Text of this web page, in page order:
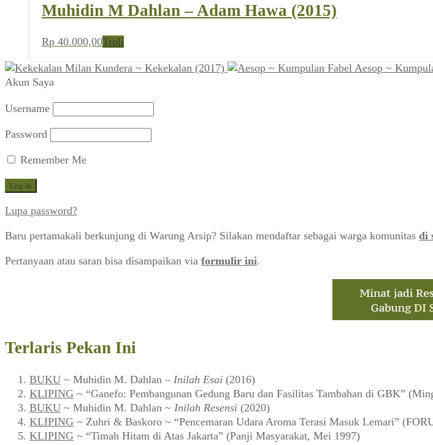
Muhidin M Dahlan – Adam Hawa (2015)
Rp 40.000,00Troli
Milan Kundera ~ Kekekalan (2017)
Aesop ~
Akun Saya
Username
Password
Remember Me
Lupa password?
Baru pertamakali berkunjung di Warung Arsip? Silakan mendaftar sebagai warga komunitas di
Pertanyaan atau saran bisa disampaikan via formulir ini.
Terlaris Pekan Ini
BUKU ~ Muhidin M. Dahlan – Inilah Esai (2016)
KLIPING ~ “Ganefo: Pembangunan Gedung Baru dan Fasilitas Tambahan di GBK”
BUKU ~ Muhidin M. Dahlan ~ Inilah Resensi (2020)
KLIPING ~ Zuhri & Baskoro ~ “Pencemaran Udara Aroma Terasi Masuk Lemari”
KLIPING ~ “Timah Hitam di Atas Jakarta” (Panji Masyarakat, Mei 1997)